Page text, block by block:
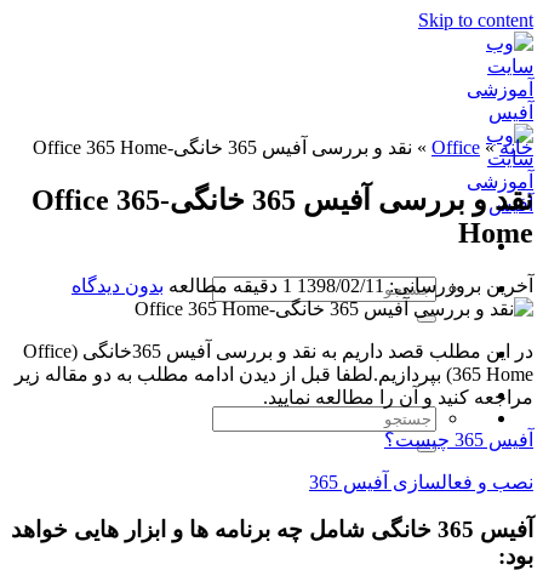
Skip to content
خانه»
Office
» نقد و بررسی آفیس 365 خانگی-Office 365 Home
نقد و بررسی آفیس 365 خانگی-Office 365
Home
آخرین بروزرسانی: 1398/02/11 1 دقیقه مطالعه بدون دیدگاه
در این مطلب قصد داریم به نقد و بررسی آفیس 365خانگی (Office
365 Home) بپردازیم.لطفا قبل از دیدن ادامه مطلب به دو مقاله زیر
مراجعه کنید و آن را مطالعه نمایید.
آفیس 365 چیست؟
نصب و فعالسازی آفیس 365
آفیس 365 خانگی شامل چه برنامه ها و ابزار هایی خواهد
بود: